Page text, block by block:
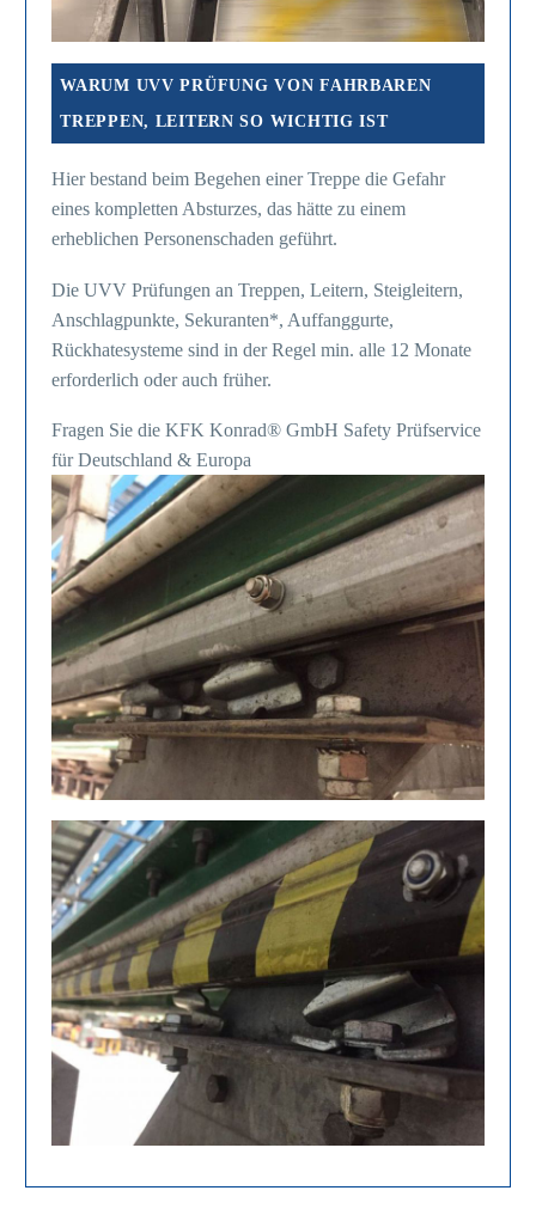
WARUM UVV PRÜFUNG VON FAHRBAREN
TREPPEN, LEITERN SO WICHTIG IST
Hier bestand beim Begehen einer Treppe die Gefahr
eines kompletten Absturzes, das hätte zu einem
erheblichen Personenschaden geführt.
Die UVV Prüfungen an Treppen, Leitern, Steigleitern,
Anschlagpunkte, Sekuranten*, Auffanggurte,
Rückhatesysteme sind in der Regel min. alle 12 Monate
erforderlich oder auch früher.
Fragen Sie die KFK Konrad® GmbH Safety Prüfservice
für Deutschland & Europa